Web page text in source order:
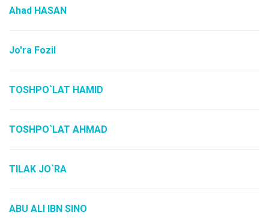
Ahad HASAN
Jo'ra Fozil
TOSHPO`LAT HAMID
TOSHPO`LAT AHMAD
TILAK JO`RA
ABU ALI IBN SINO